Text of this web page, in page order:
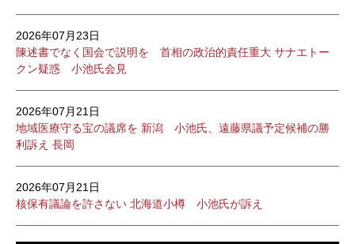
2026年07月23日
陳述書でなく国会で説明を 首相の政治的責任重大 サナエトー
クン疑惑 小池氏会見
2026年07月21日
地域医療守る宝の議席を 新潟 小池氏、遠藤県議予定候補の勝
利訴え 長岡
2026年07月21日
核保有議論を許さない 北海道小樽 小池氏が訴え